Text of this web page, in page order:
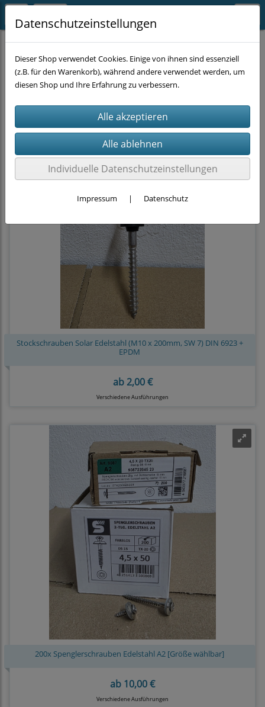
BEFESTIGUNGSTECHNIK Sonstige
Sortierung wählen
Filter
Stockschrauben Solar Edelstahl (M10 x 200mm, SW 7) DIN 6923 +
EPDM
ab2,00 €
Verschiedene Ausführungen
200x Spenglerschrauben Edelstahl A2 [Größe wählbar]
ab 10,00 €
Verschiedene Ausführungen
Datenschutzeinstellungen
Dieser Shop verwendet Cookies. Einige von ihnen sind essenziell
(z.B. für den Warenkorb), während andere verwendet werden, um
diesen Shop und Ihre Erfahrung zu verbessern.
Individuelle Datenschutzeinstellungen
Impressum | Datenschutz